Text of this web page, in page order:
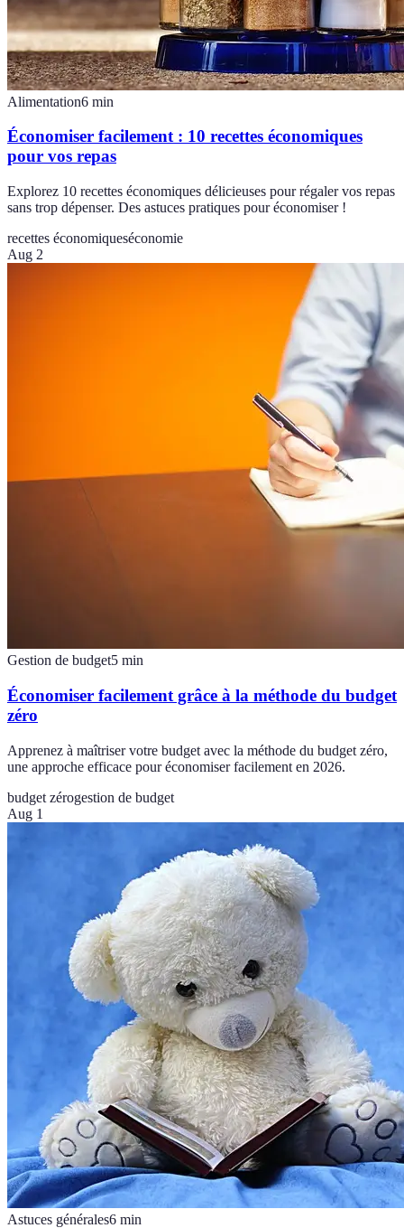
Alimentation6 min
Économiser facilement : 10 recettes économiques
pour vos repas
Explorez 10 recettes économiques délicieuses pour régaler vos repas
sans trop dépenser. Des astuces pratiques pour économiser !
recettes économiqueséconomie
Aug 2
Gestion de budget5 min
Économiser facilement grâce à la méthode du budget
zéro
Apprenez à maîtriser votre budget avec la méthode du budget zéro,
une approche efficace pour économiser facilement en 2026.
budget zérogestion de budget
Aug 1
Astuces générales6 min